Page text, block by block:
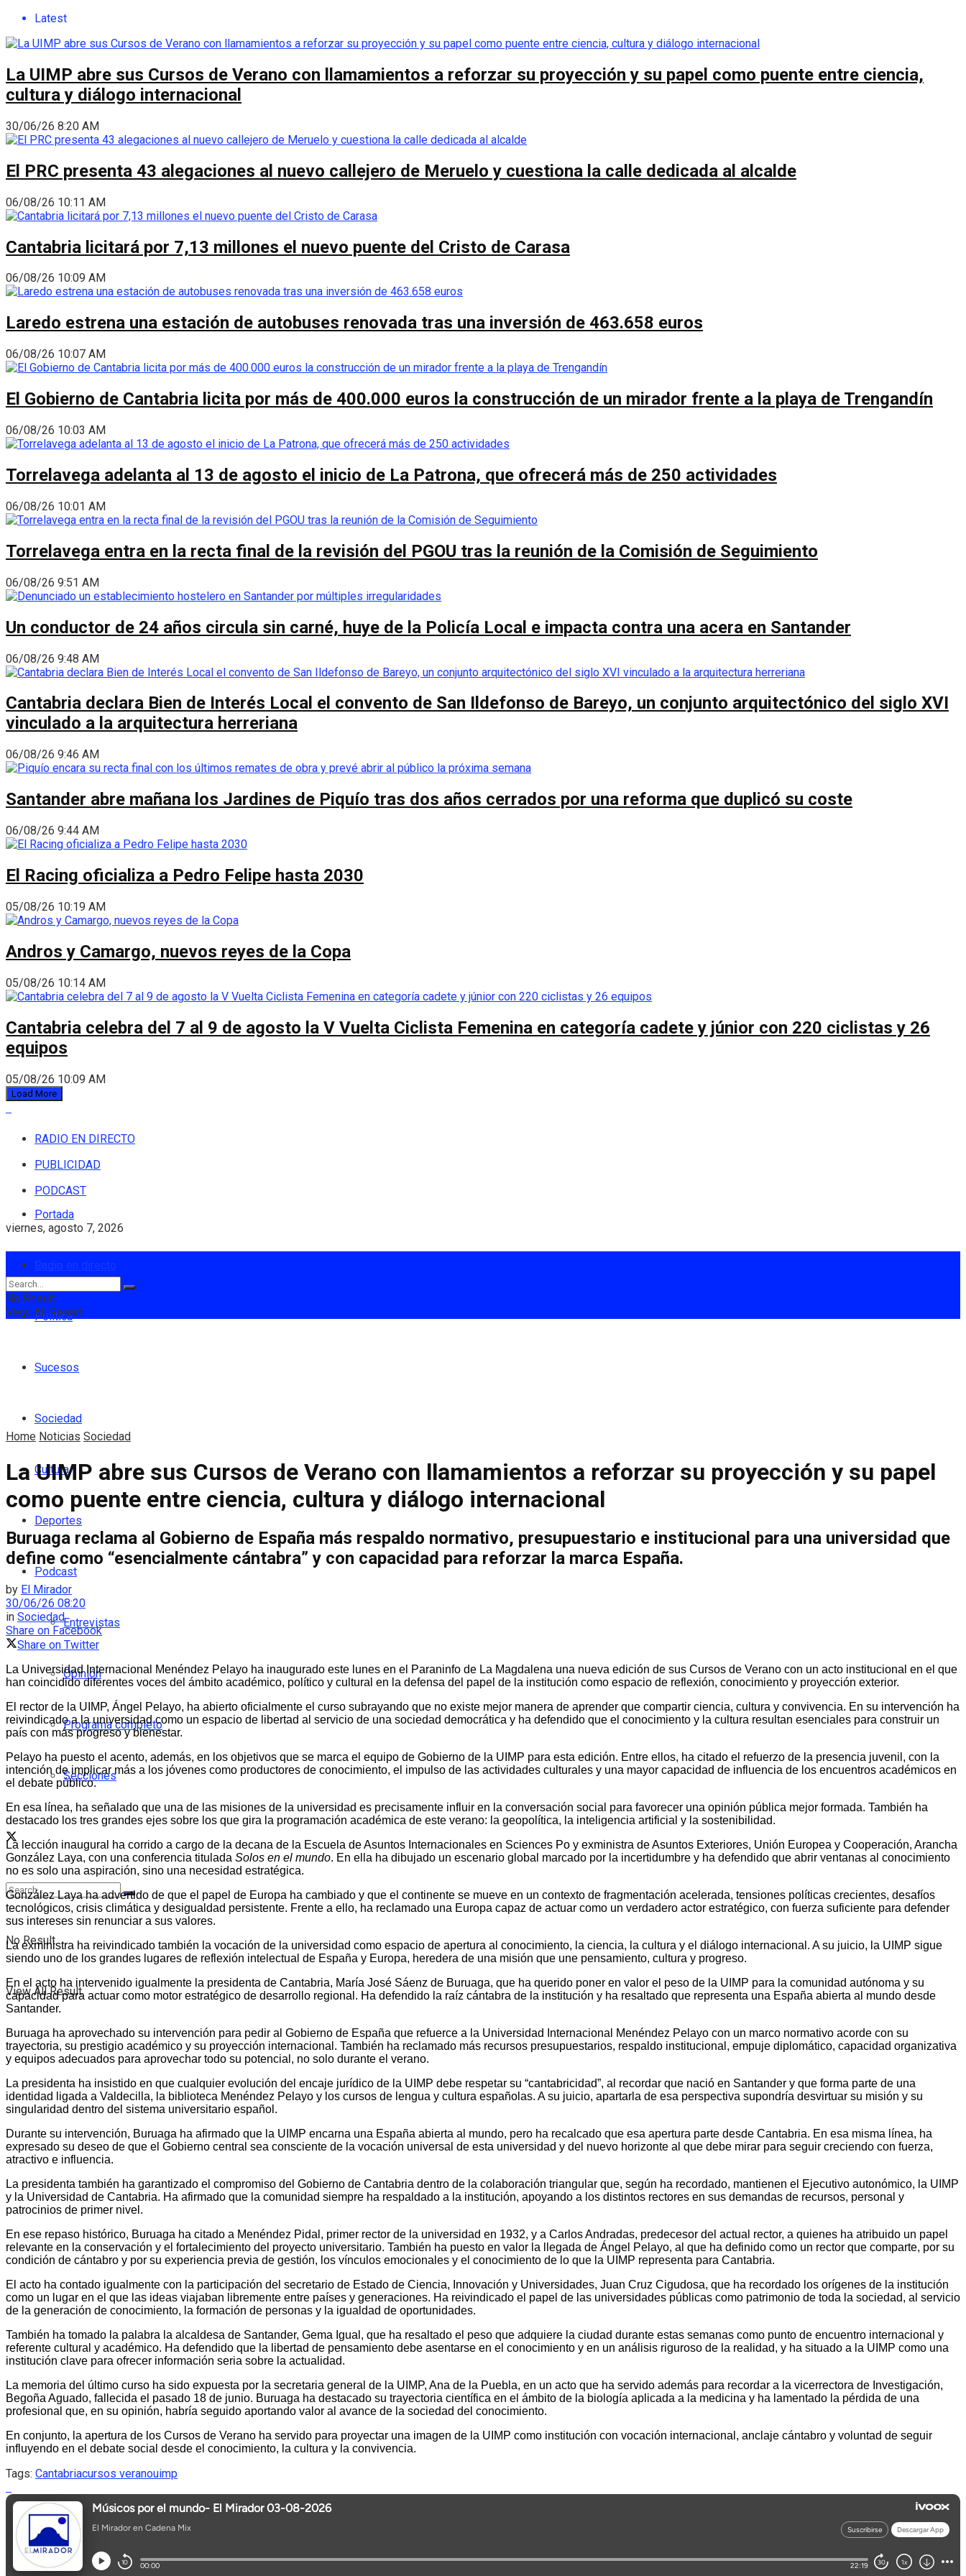
Latest
La UIMP abre sus Cursos de Verano con llamamientos a reforzar su proyección y su papel como puente entre ciencia,
cultura y diálogo internacional
30/06/26 8:20 AM
El PRC presenta 43 alegaciones al nuevo callejero de Meruelo y cuestiona la calle dedicada al alcalde
06/08/26 10:11 AM
Cantabria licitará por 7,13 millones el nuevo puente del Cristo de Carasa
06/08/26 10:09 AM
Laredo estrena una estación de autobuses renovada tras una inversión de 463.658 euros
06/08/26 10:07 AM
El Gobierno de Cantabria licita por más de 400.000 euros la construcción de un mirador frente a la playa de Trengandín
06/08/26 10:03 AM
Torrelavega adelanta al 13 de agosto el inicio de La Patrona, que ofrecerá más de 250 actividades
06/08/26 10:01 AM
Torrelavega entra en la recta final de la revisión del PGOU tras la reunión de la Comisión de Seguimiento
06/08/26 9:51 AM
Un conductor de 24 años circula sin carné, huye de la Policía Local e impacta contra una acera en Santander
06/08/26 9:48 AM
Cantabria declara Bien de Interés Local el convento de San Ildefonso de Bareyo, un conjunto arquitectónico del siglo XVI
vinculado a la arquitectura herreriana
06/08/26 9:46 AM
Santander abre mañana los Jardines de Piquío tras dos años cerrados por una reforma que duplicó su coste
06/08/26 9:44 AM
El Racing oficializa a Pedro Felipe hasta 2030
05/08/26 10:19 AM
Andros y Camargo, nuevos reyes de la Copa
05/08/26 10:14 AM
Cantabria celebra del 7 al 9 de agosto la V Vuelta Ciclista Femenina en categoría cadete y júnior con 220 ciclistas y 26
equipos
05/08/26 10:09 AM
Load More
RADIO EN DIRECTO
PUBLICIDAD
PODCAST
viernes, agosto 7, 2026
Portada
Política
Sucesos
Sociedad
Cultura
Deportes
Podcast
Entrevistas
Opinión
Programa completo
Secciones
No Result
View All Result
No Result
View All Result
Home Noticias Sociedad
La UIMP abre sus Cursos de Verano con llamamientos a reforzar su proyección y su papel
como puente entre ciencia, cultura y diálogo internacional
Buruaga reclama al Gobierno de España más respaldo normativo, presupuestario e institucional para una universidad que
define como “esencialmente cántabra” y con capacidad para reforzar la marca España.
by El Mirador
30/06/26 08:20
in Sociedad
Share on Facebook
Share on Twitter
La Universidad Internacional Menéndez Pelayo ha inaugurado este lunes en el Paraninfo de La Magdalena una nueva edición de sus Cursos de Verano con un acto institucional en el que
han coincidido diferentes voces del ámbito académico, político y cultural en la defensa del papel de la institución como espacio de reflexión, conocimiento y proyección exterior.
El rector de la UIMP, Ángel Pelayo, ha abierto oficialmente el curso subrayando que no existe mejor manera de aprender que compartir ciencia, cultura y convivencia. En su intervención ha
reivindicado a la universidad como un espacio de libertad al servicio de una sociedad democrática y ha defendido que el conocimiento y la cultura resultan esenciales para construir un
país con más progreso y bienestar.
Pelayo ha puesto el acento, además, en los objetivos que se marca el equipo de Gobierno de la UIMP para esta edición. Entre ellos, ha citado el refuerzo de la presencia juvenil, con la
intención de implicar más a los jóvenes como productores de conocimiento, el impulso de las actividades culturales y una mayor capacidad de influencia de los encuentros académicos en
el debate público.
En esa línea, ha señalado que una de las misiones de la universidad es precisamente influir en la conversación social para favorecer una opinión pública mejor formada. También ha
destacado los tres grandes ejes sobre los que gira la programación académica de este verano: la geopolítica, la inteligencia artificial y la sostenibilidad.
La lección inaugural ha corrido a cargo de la decana de la Escuela de Asuntos Internacionales en Sciences Po y exministra de Asuntos Exteriores, Unión Europea y Cooperación, Arancha
González Laya, con una conferencia titulada Solos en el mundo. En ella ha dibujado un escenario global marcado por la incertidumbre y ha defendido que abrir ventanas al conocimiento
no es solo una aspiración, sino una necesidad estratégica.
González Laya ha advertido de que el papel de Europa ha cambiado y que el continente se mueve en un contexto de fragmentación acelerada, tensiones políticas crecientes, desafíos
tecnológicos, crisis climática y desigualdad persistente. Frente a ello, ha reclamado una Europa capaz de actuar como un verdadero actor estratégico, con fuerza suficiente para defender
sus intereses sin renunciar a sus valores.
La exministra ha reivindicado también la vocación de la universidad como espacio de apertura al conocimiento, la ciencia, la cultura y el diálogo internacional. A su juicio, la UIMP sigue
siendo uno de los grandes lugares de reflexión intelectual de España y Europa, heredera de una misión que une pensamiento, cultura y progreso.
En el acto ha intervenido igualmente la presidenta de Cantabria, María José Sáenz de Buruaga, que ha querido poner en valor el peso de la UIMP para la comunidad autónoma y su
capacidad para actuar como motor estratégico de desarrollo regional. Ha defendido la raíz cántabra de la institución y ha resaltado que representa una España abierta al mundo desde
Santander.
Buruaga ha aprovechado su intervención para pedir al Gobierno de España que refuerce a la Universidad Internacional Menéndez Pelayo con un marco normativo acorde con su
trayectoria, su prestigio académico y su proyección internacional. También ha reclamado más recursos presupuestarios, respaldo institucional, empuje diplomático, capacidad organizativa
y equipos adecuados para aprovechar todo su potencial, no solo durante el verano.
La presidenta ha insistido en que cualquier evolución del encaje jurídico de la UIMP debe respetar su “cantabricidad”, al recordar que nació en Santander y que forma parte de una
identidad ligada a Valdecilla, la biblioteca Menéndez Pelayo y los cursos de lengua y cultura españolas. A su juicio, apartarla de esa perspectiva supondría desvirtuar su misión y su
singularidad dentro del sistema universitario español.
Durante su intervención, Buruaga ha afirmado que la UIMP encarna una España abierta al mundo, pero ha recalcado que esa apertura parte desde Cantabria. En esa misma línea, ha
expresado su deseo de que el Gobierno central sea consciente de la vocación universal de esta universidad y del nuevo horizonte al que debe mirar para seguir creciendo con fuerza,
atractivo e influencia.
La presidenta también ha garantizado el compromiso del Gobierno de Cantabria dentro de la colaboración triangular que, según ha recordado, mantienen el Ejecutivo autonómico, la UIMP
y la Universidad de Cantabria. Ha afirmado que la comunidad siempre ha respaldado a la institución, apoyando a los distintos rectores en sus demandas de recursos, personal y
patrocinios de primer nivel.
En ese repaso histórico, Buruaga ha citado a Menéndez Pidal, primer rector de la universidad en 1932, y a Carlos Andradas, predecesor del actual rector, a quienes ha atribuido un papel
relevante en la conservación y el fortalecimiento del proyecto universitario. También ha puesto en valor la llegada de Ángel Pelayo, al que ha definido como un rector que comparte, por su
condición de cántabro y por su experiencia previa de gestión, los vínculos emocionales y el conocimiento de lo que la UIMP representa para Cantabria.
El acto ha contado igualmente con la participación del secretario de Estado de Ciencia, Innovación y Universidades, Juan Cruz Cigudosa, que ha recordado los orígenes de la institución
como un lugar en el que las ideas viajaban libremente entre países y generaciones. Ha reivindicado el papel de las universidades públicas como patrimonio de toda la sociedad, al servicio
de la generación de conocimiento, la formación de personas y la igualdad de oportunidades.
También ha tomado la palabra la alcaldesa de Santander, Gema Igual, que ha resaltado el peso que adquiere la ciudad durante estas semanas como punto de encuentro internacional y
referente cultural y académico. Ha defendido que la libertad de pensamiento debe asentarse en el conocimiento y en un análisis riguroso de la realidad, y ha situado a la UIMP como una
institución clave para ofrecer información seria sobre la actualidad.
La memoria del último curso ha sido expuesta por la secretaria general de la UIMP, Ana de la Puebla, en un acto que ha servido además para recordar a la vicerrectora de Investigación,
Begoña Aguado, fallecida el pasado 18 de junio. Buruaga ha destacado su trayectoria científica en el ámbito de la biología aplicada a la medicina y ha lamentado la pérdida de una
profesional que, en su opinión, habría seguido aportando valor al avance de la sociedad del conocimiento.
En conjunto, la apertura de los Cursos de Verano ha servido para proyectar una imagen de la UIMP como institución con vocación internacional, anclaje cántabro y voluntad de seguir
influyendo en el debate social desde el conocimiento, la cultura y la convivencia.
Tags: Cantabriacursos veranouimp